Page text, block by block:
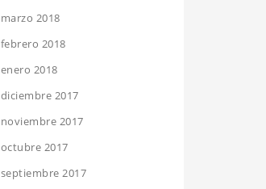
marzo 2018
febrero 2018
enero 2018
diciembre 2017
noviembre 2017
octubre 2017
septiembre 2017